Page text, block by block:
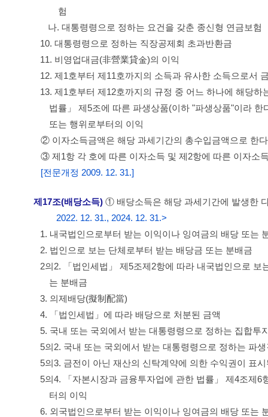
험
나. 대통령령으로 정하는 요건을 갖춘 종신형 연금보험
10. 대통령령으로 정하는 직장공제회 초과반환금
11. 비영업대금(非營業貸金)의 이익
12. 제1호부터 제11호까지의 소득과 유사한 소득으로서
13. 제1호부터 제12호까지의 규정 중 어느 하나에 해당
법률」 제5조에 따른 파생상품(이하 "파생상품"이라
또는 행위로부터의 이익
② 이자소득금액은 해당 과세기간의 총수입금액으로 한
③ 제1항 각 호에 따른 이자소득 및 제2항에 따른 이자소
[전문개정 2009. 12. 31.]
제17조(배당소득) ① 배당소득은 해당 과세기간에 발생한
2022. 12. 31., 2024. 12. 31.>
1. 내국법인으로부터 받는 이익이나 잉여금의 배당 또는
2. 법인으로 보는 단체로부터 받는 배당금 또는 분배금
2의2. 「법인세법」 제5조제2항에 따라 내국법인으로
는 분배금
3. 의제배당(擬制配當)
4. 「법인세법」에 따라 배당으로 처분된 금액
5. 국내 또는 국외에서 받는 대통령령으로 정하는 집합투
5의2. 국내 또는 국외에서 받는 대통령령으로 정하는 파
5의3. 금전이 아닌 재산의 신탁계약에 의한 수익권이 표
5의4. 「자본시장과 금융투자업에 관한 법률」 제4조제
터의 이익
6. 외국법인으로부터 받는 이익이나 잉여금의 배당 또는